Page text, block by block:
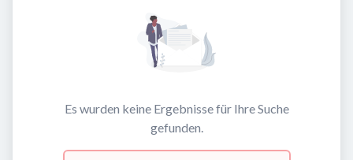
Es wurden keine Ergebnisse für Ihre Suche
gefunden.